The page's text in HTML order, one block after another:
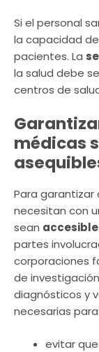
Si el personal
la capacidad
pacientes. La
la salud debe
centros de
médicas
Para garantizar
necesitan con
sean
partes
corporaciones
de
diagnósticos y
necesarias para:
evitar